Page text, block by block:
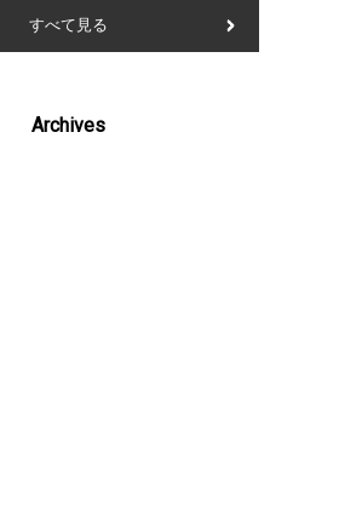
すべて見る
Archives